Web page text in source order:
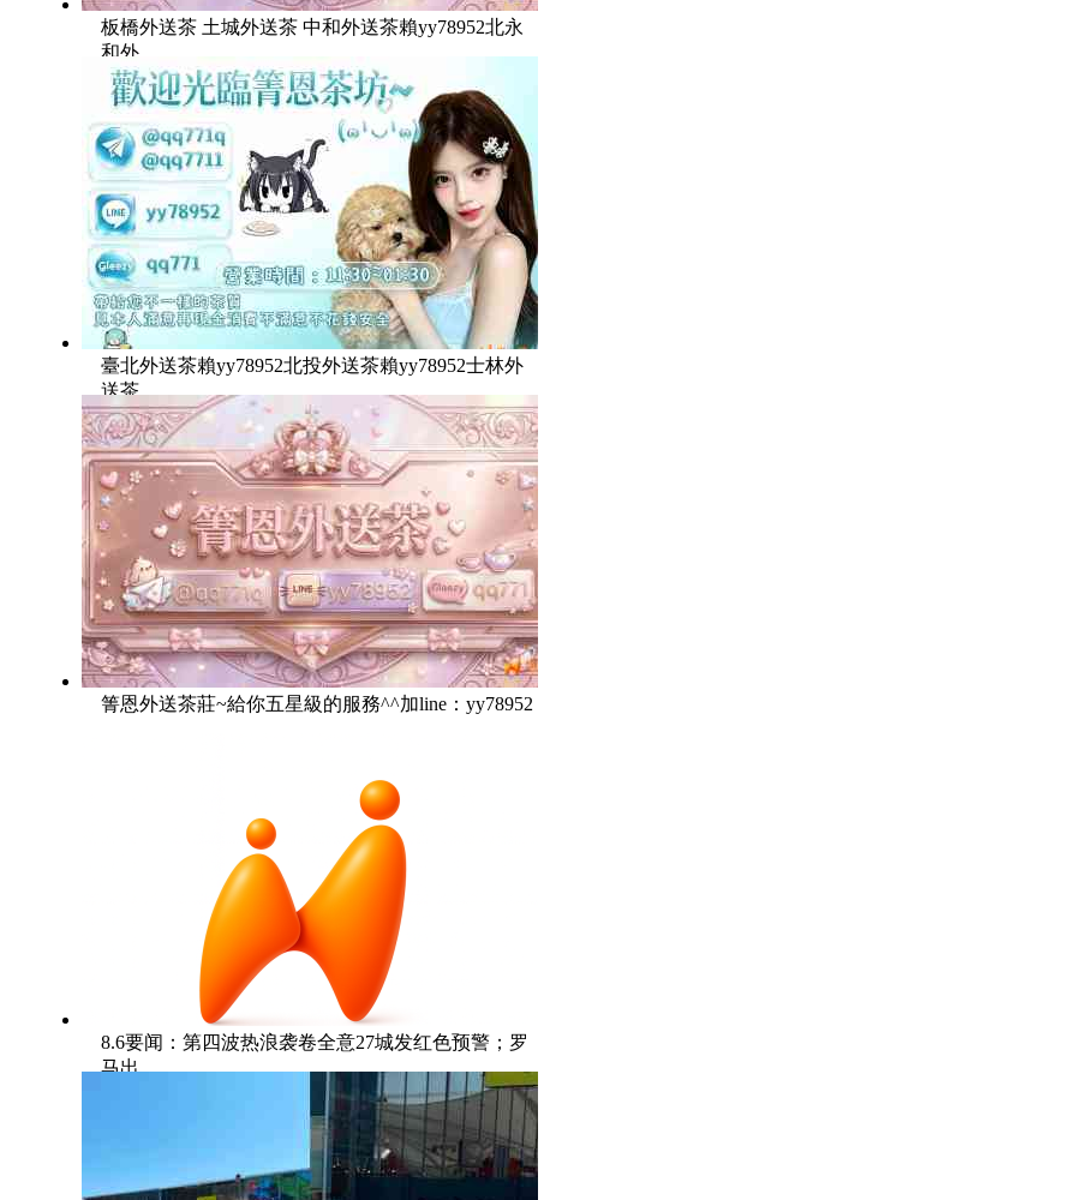
板橋外送茶 土城外送茶 中和外送茶賴yy78952北永
和外
臺北外送茶賴yy78952北投外送茶賴yy78952士林外
送茶
箐恩外送茶莊~給你五星級的服務^^加line：yy78952
8.6要闻：第四波热浪袭卷全意27城发红色预警；罗
马出